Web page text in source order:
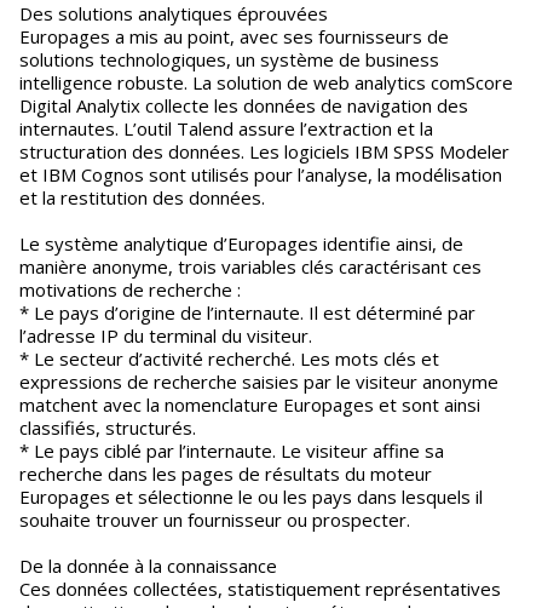
Des solutions analytiques éprouvées
Europages a mis au point, avec ses fournisseurs de
solutions technologiques, un système de business
intelligence robuste. La solution de web analytics comScore
Digital Analytix collecte les données de navigation des
internautes. L’outil Talend assure l’extraction et la
structuration des données. Les logiciels IBM SPSS Modeler
et IBM Cognos sont utilisés pour l’analyse, la modélisation
et la restitution des données.
Le système analytique d’Europages identifie ainsi, de
manière anonyme, trois variables clés caractérisant ces
motivations de recherche :
* Le pays d’origine de l’internaute. Il est déterminé par
l’adresse IP du terminal du visiteur.
* Le secteur d’activité recherché. Les mots clés et
expressions de recherche saisies par le visiteur anonyme
matchent avec la nomenclature Europages et sont ainsi
classifiés, structurés.
* Le pays ciblé par l’internaute. Le visiteur affine sa
recherche dans les pages de résultats du moteur
Europages et sélectionne le ou les pays dans lesquels il
souhaite trouver un fournisseur ou prospecter.
De la donnée à la connaissance
Ces données collectées, statistiquement représentatives